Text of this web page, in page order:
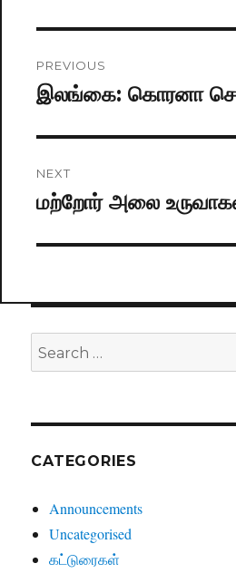
navigation
PREVIOUS
Previous
இலங்கை: கொரனா
NEXT
Next
மற்றோர் அலை
Search
for:
CATEGORIES
Announcements
Uncategorised
கட்டுரைகள்